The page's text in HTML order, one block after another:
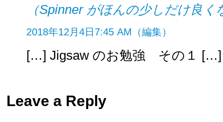
（Spinner がほんの少しだけ良く
2018年12月4日 7:45 AM （編集）
[…] Jigsaw のお勉強 その１ […]
Leave a Reply